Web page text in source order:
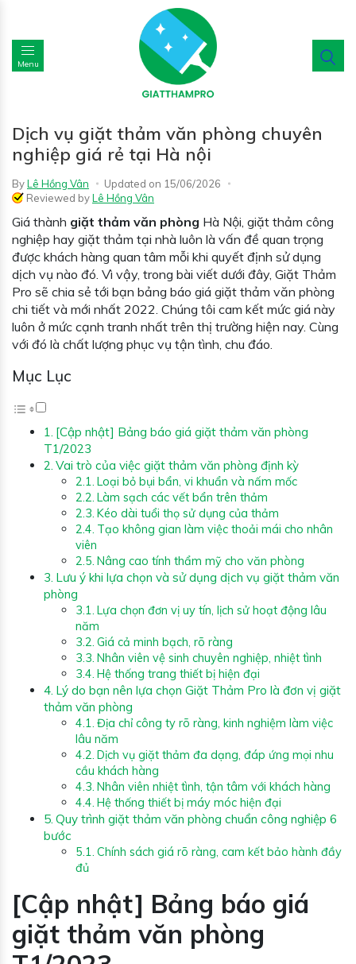
Menu
Dịch vụ giặt thảm văn phòng chuyên
nghiệp giá rẻ tại Hà nội
ByLê Hồng Vân Updated on 15/06/2026
Reviewed byLê Hồng Vân
Giá thành giặt thảm văn phòng Hà Nội, giặt thảm công
nghiệp hay giặt thảm tại nhà luôn là vấn đề quan trọng
được khách hàng quan tâm mỗi khi quyết định sử dụng
dịch vụ nào đó. Vì vậy, trong bài viết dưới đây, Giặt Thảm
Pro sẽ chia sẻ tới bạn bảng báo giá giặt thảm văn phòng
chi tiết và mới nhất 2022. Chúng tôi cam kết mức giá này
luôn ở mức cạnh tranh nhất trên thị trường hiện nay. Cùng
với đó là chất lượng phục vụ tận tình, chu đáo.
Mục Lục
[Cập nhật] Bảng báo giá giặt thảm văn phòng
T1/2023
Vai trò của việc giặt thảm văn phòng định kỳ
Loại bỏ bụi bẩn, vi khuẩn và nấm mốc
Làm sạch các vết bẩn trên thảm
Kéo dài tuổi thọ sử dụng của thảm
Tạo không gian làm việc thoải mái cho nhân
viên
Nâng cao tính thẩm mỹ cho văn phòng
Lưu ý khi lựa chọn và sử dụng dịch vụ giặt thảm văn
phòng
Lựa chọn đơn vị uy tín, lịch sử hoạt động lâu
năm
Giá cả minh bạch, rõ ràng
Nhân viên vệ sinh chuyên nghiệp, nhiệt tình
Hệ thống trang thiết bị hiện đại
Lý do bạn nên lựa chọn Giặt Thảm Pro là đơn vị giặt
thảm văn phòng
Địa chỉ công ty rõ ràng, kinh nghiệm làm việc
lâu năm
Dịch vụ giặt thảm đa dạng, đáp ứng mọi nhu
cầu khách hàng
Nhân viên nhiệt tình, tận tâm với khách hàng
Hệ thống thiết bị máy móc hiện đại
Quy trình giặt thảm văn phòng chuẩn công nghiệp 6
bước
Chính sách giá rõ ràng, cam kết bảo hành đầy
đủ
[Cập nhật] Bảng báo giá
giặt thảm văn phòng